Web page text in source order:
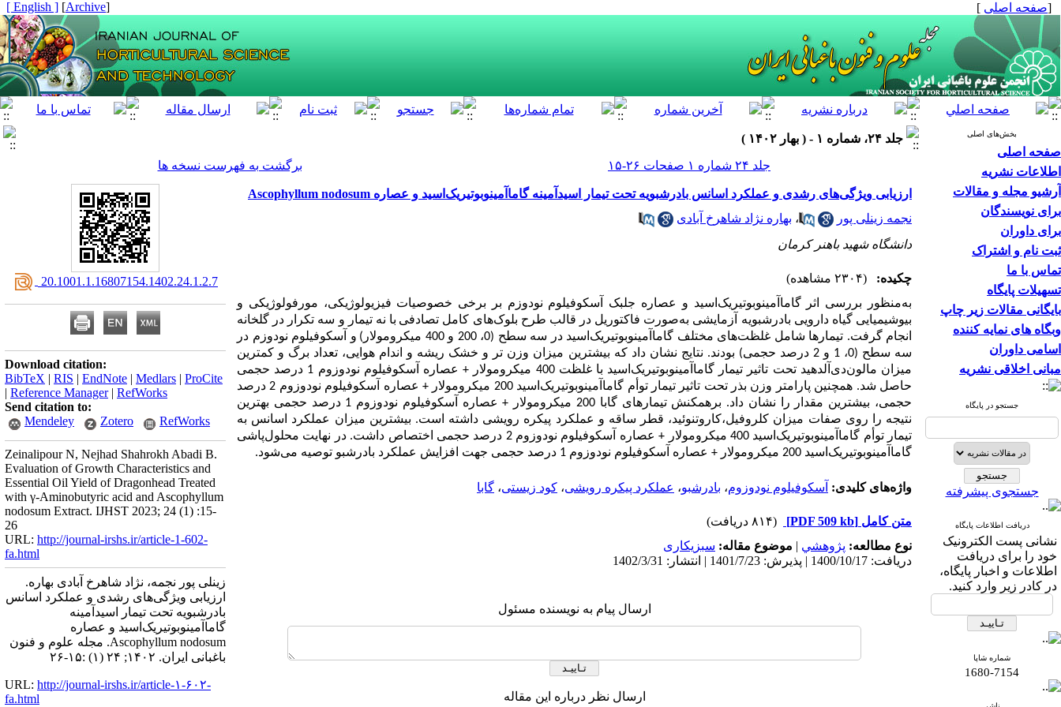
[صفحه اصلی ]
[
Archive
]
[ English ]
بخش‌های اصلی
صفحه اصلی
اطلاعات نشریه
آرشیو مجله و مقالات
برای نویسندگان
برای داوران
ثبت نام و اشتراک
تماس با ما
تسهیلات پایگاه
بایگانی مقالات زیر چاپ
وبگاه های نمایه کننده
اسامی داوران
مبانی اخلاقی نشریه
جستجو در پایگاه
جستجوی پیشرفته
دریافت اطلاعات پایگاه
نشانی پست الکترونیک
خود را برای دریافت
اطلاعات و اخبار پایگاه،
در کادر زیر وارد کنید.
شماره شاپا
1680-7154
جلد ۲۴، شماره ۱ - ( بهار ۱۴۰۲ )
جلد ۲۴ شماره ۱ صفحات ۲۶-۱۵
برگشت به فهرست نسخه ها
ارزیابی ویژگی‌های رشدی و عملکرد اسانس بادرشبویه تحت تیمار اسیدآمینه گاما‌‌آمینوبوتیریک‌‌اسید و عصاره Ascophyllum nodosum
نجمه زینلی پور
، بهاره نژاد شاهرخ آبادی
دانشگاه شهید باهنر کرمان
چکیده: (۲۳۰۴ مشاهده)
به‌‌منظور بررسی اثر گاما‌‌ مینوبوتیریک‌‌اسید و عصاره جلبک آسکوفیلوم نودوزم بر برخی خصوصیات فیزیولوژیکی، مورفولوژیکی و
بیوشیمیایی گیاه دارویی بادرشبویه آزمایشی به‌صورت فاکتوریل در قالب طرح بلوک‌‌های کامل تصادفی با نه تیمار و سه تکرار در گلخانه
انجام گرفت. تیمارها شامل غلظت‌‌های مختلف گاما‌‌آمینوبوتیریک‌‌اسید در سه سطح (0، 200 و 400 میکرومولار
) و آسکوفیلوم نودوزم در
سه سطح (0، 1 و 2 درصد حجمی) بودند. نتایج نشان داد که بیشترین میزان وزن تر و خشک ریشه و اندام هوایی، تعداد برگ
و کمترین
میزان مالوندی آلدهیدتحت تاثیر تیمار گاما‌‌آمینوبوتیریک‌‌اسید با غلظت 400 میکرومولار +
عصاره آسکوفیلوم نودوزوم 1 درصد حجمی
حاصل شد. همچنین پارامتر وزن بذر تحت تاثیر تیمار تو م گاما‌‌آمینوبوتیریک‌‌اسید 200 میکرومولار
+ عصاره آسکوفیلوم نودوزوم 2 درصد
حجمی، بیشترین مقدار را نشان داد. برهمکنش تیمارهای گابا 200 میکرومولار + عصاره آسکوفیلوم نودوزوم
1 درصد حجمی بهترین
نتیجه را روی صفات میزان کلروفیل،کاروتنوئید، قطر ساقه و عملکرد پیکره رویشی داشته است. بیشترین میزان عملکرد اسانس به
تیمار توأم گاما‌‌آمینوبوتیریک‌‌اسید 400 میکرومولار + عصاره آسکوفیلوم نودوزوم 2 درصد حجمی اختصاص داشت. در نهایت محلولپاشی
گاما‌‌آمینوبوتیریک‌‌اسید 200 میکرومولار + عصاره آسکوفیلوم نودوزوم 1 درصد حجمی جهت افزایش عملکرد بادرشبو توصیه می‌‌شود.
واژه‌های کلیدی: آسکوفیلوم نودوزوم، بادرشبو، عملکرد پیکره رویشی، کود زیستی، گابا
متن کامل [PDF 509 kb]
(۸۱۴ دریافت)
نوع مطالعه: پژوهشي | موضوع مقاله: سبزیکاری
دریافت: 1400/10/17 | پذیرش: 1401/7/23 | انتشار: 1402/3/31
ارسال پیام به نویسنده مسئول
ارسال نظر درباره این مقاله
‎ 20.1001.1.16807154.1402.24.1.2.7
Download citation:
BibTeX | RIS | EndNote | Medlars | ProCite
| Reference Manager| RefWorks
Send citation to:
Mendeley
Zotero RefWorks
Zeinalipour N, Nejhad Shahrokh Abadi B.
Evaluation of Growth Characteristics and
Essential Oil Yield of Dragonhead Treated
with γ-Aminobutyric acid and Ascophyllum
nodosum Extract. IJHST 2023; 24 (1) :15-
26
URL: http://journal-irshs.ir/article-1-602-
fa.html
زینلی پور نجمه، نژاد شاهرخ آبادی بهاره.
ارزیابی ویژگی‌های رشدی و عملکرد اسانس
بادرشبویه تحت تیمار اسیدآمینه
گاما‌‌آمینوبوتیریک‌‌اسید و عصاره
Ascophyllum nodosum. مجله علوم و فنون
باغبانی ایران. ۱۴۰۲; ۲۴ (۱) :۱۵-۲۶
URL: http://journal-irshs.ir/article-۱-۶۰۲-
fa.html